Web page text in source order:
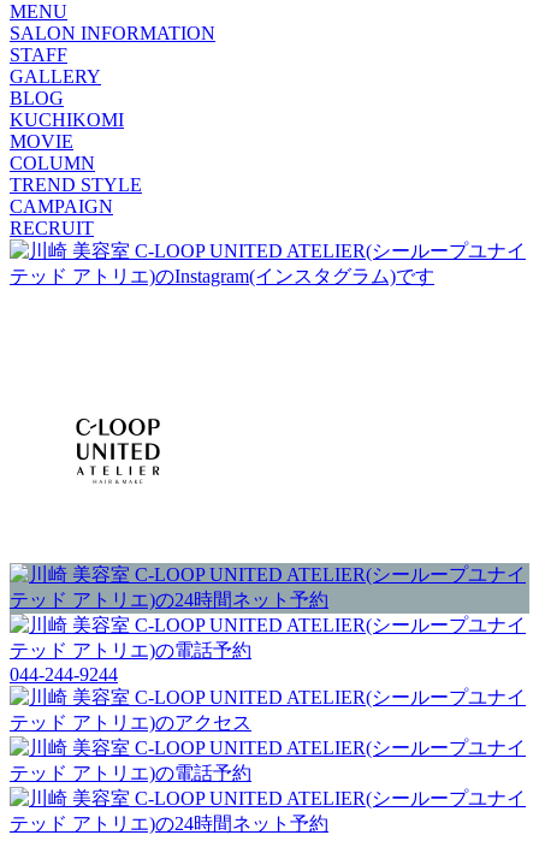
MENU
SALON INFORMATION
STAFF
GALLERY
BLOG
KUCHIKOMI
MOVIE
COLUMN
TREND STYLE
CAMPAIGN
RECRUIT
044-244-9244